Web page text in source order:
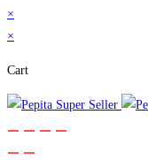
×
×
Cart